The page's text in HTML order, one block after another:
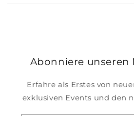
Abonniere unseren
Erfahre als Erstes von
exklusiven Events und den